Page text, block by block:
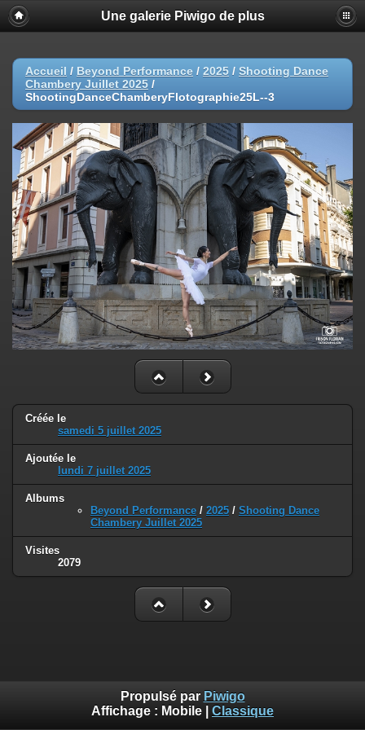
Une galerie Piwigo de plus
Accueil / Beyond Performance / 2025 / Shooting Dance
Chambery Juillet 2025 /
ShootingDanceChamberyFlotographie25L--3
Créée le
samedi 5 juillet 2025
Ajoutée le
lundi 7 juillet 2025
Albums
Beyond Performance / 2025 / Shooting Dance
Chambery Juillet 2025
Visites
2079
Propulsé par Piwigo
Affichage : Mobile Classique